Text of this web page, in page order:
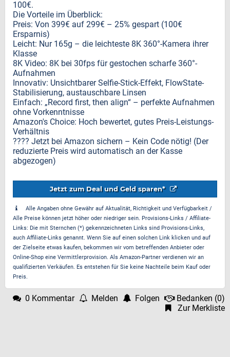
100€.
Die Vorteile im Überblick:
Preis: Von 399€ auf 299€ – 25% gespart (100€
Ersparnis)
Leicht: Nur 165g – die leichteste 8K 360°-Kamera ihrer
Klasse
8K Video: 8K bei 30fps für gestochen scharfe 360°-
Aufnahmen
Innovativ: Unsichtbarer Selfie-Stick-Effekt, FlowState-
Stabilisierung, austauschbare Linsen
Einfach: „Record first, then align“ – perfekte Aufnahmen
ohne Vorkenntnisse
Amazon's Choice: Hoch bewertet, gutes Preis-Leistungs-
Verhältnis
???? Jetzt bei Amazon sichern – Kein Code nötig! (Der
reduzierte Preis wird automatisch an der Kasse
abgezogen)
Jetzt zum Deal und Geld sparen*
Alle Angaben ohne Gewähr auf Aktualität, Richtigkeit und Verfügbarkeit /
Alle Preise können jetzt höher oder niedriger sein. Provisions-Links / Affiliate-
Links: Die mit Sternchen (*) gekennzeichneten Links sind Provisions-Links,
auch Affiliate-Links genannt. Wenn Sie auf einen solchen Link klicken und auf
der Zielseite etwas kaufen, bekommen wir vom betreffenden Anbieter oder
Online-Shop eine Vermittlerprovision. Als Amazon-Partner verdienen wir an
qualifizierten Verkäufen. Es entstehen für Sie keine Nachteile beim Kauf oder
Preis.
0 Kommentar Melden Folgen Bedanken (0)
Zur Merkliste